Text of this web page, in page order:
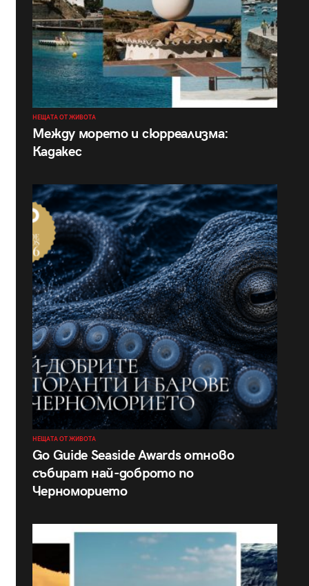
НЕЩАТА ОТ ЖИВОТА
Между морето и сюрреализма:
Кадакес
НЕЩАТА ОТ ЖИВОТА
Go Guide Seaside Awards отново
събират най-доброто по
Черноморието